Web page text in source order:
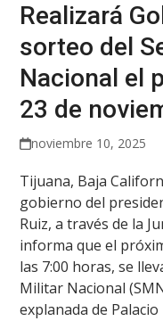
Realizará
sorteo del
Nacional el
23 de
noviembre 10, 2025
Tijuana, Baja
gobierno del
Ruiz, a través de la
informa que el
las 7:00 horas, se
Militar Nacional
explanada de